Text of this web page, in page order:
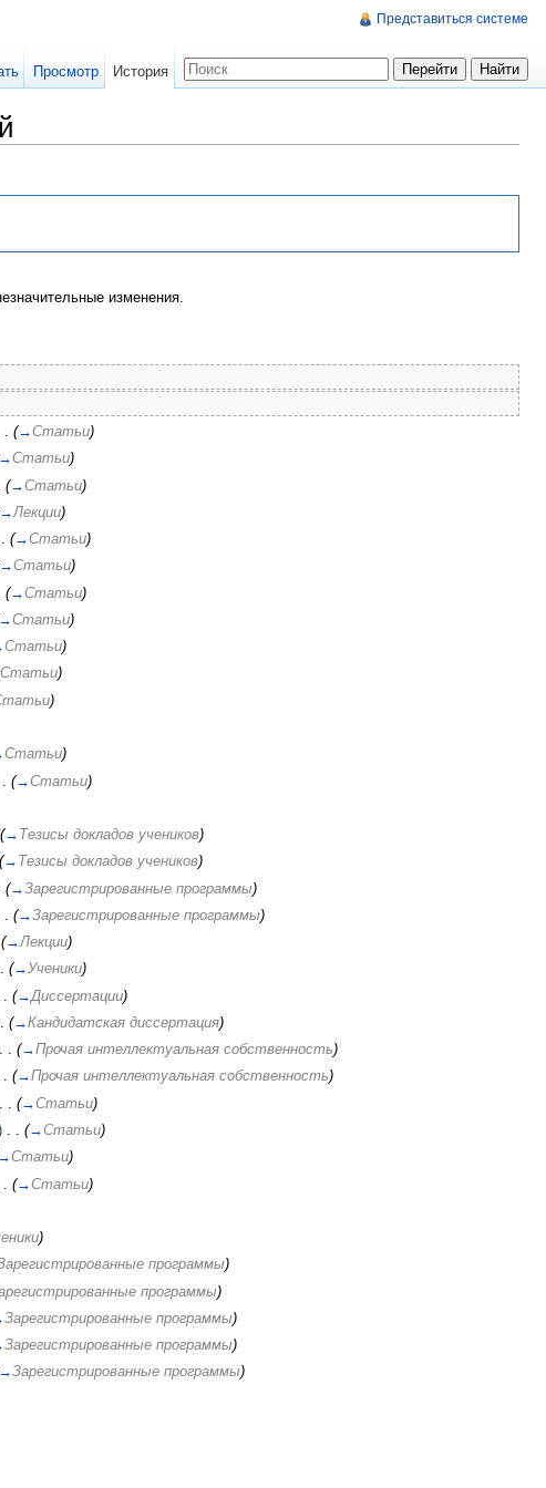
изменения.
. (→Статьи)
Статьи)
(→Статьи)
→Лекции)
(→Статьи)
→Статьи)
(→Статьи)
Статьи)
Статьи)
Статьи)
)
Статьи)
(→Статьи)
(→ Тезисы докладов учеников)
(→ Тезисы докладов учеников)
(→Зарегистрированные программы)
(→Зарегистрированные программы)
(→Лекции)
(→Ученики)
(→Диссертации)
(→Кандидатская диссертация)
. . (→Прочая интеллектуальная собственность)
. (→Прочая интеллектуальная собственность)
(→Статьи)
. . (→Статьи)
Статьи)
(→Статьи)
)
программы)
программы)
Зарегистрированные программы)
Зарегистрированные программы)
Зарегистрированные программы)
Представиться системе
Просмотр История